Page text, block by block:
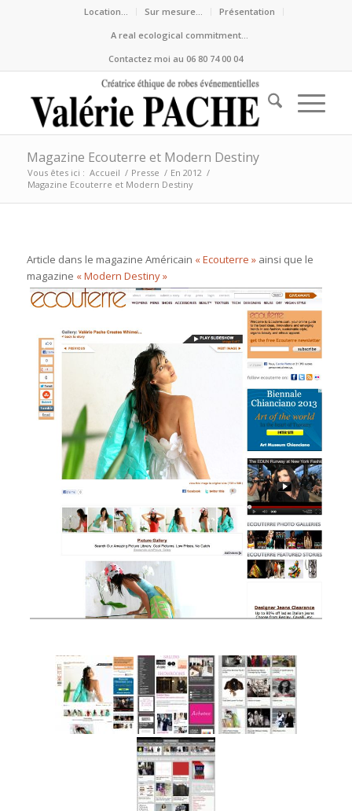
Location… Sur mesure…
Présentation
A real ecological commitment…
Contactez moi au 06 80 74 00 04
Magazine Ecouterre et Modern Destiny
Vous êtes ici : Accueil / Presse / En 2012 /
Magazine Ecouterre et Modern Destiny
Article dans le magazine Américain « Ecouterre »ainsi que le
magazine « Modern Destiny »